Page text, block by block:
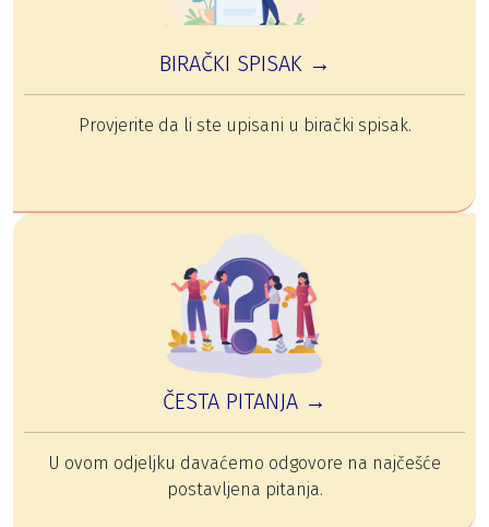
BIRAČKI SPISAK →
Provjerite da li ste upisani u birački spisak.
ČESTA PITANJA →
U ovom odjeljku davaćemo odgovore na najčešće
postavljena pitanja.